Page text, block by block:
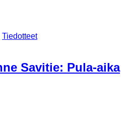
Tiedotteet
Savitie: Pula-aika